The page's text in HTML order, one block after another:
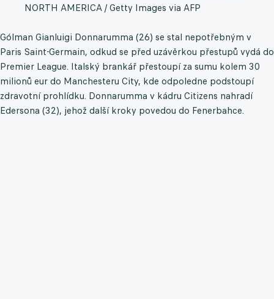
NORTH AMERICA / Getty Images via AFP
Gólman Gianluigi Donnarumma (26) se stal nepotřebným v
Paris Saint-Germain, odkud se před uzávěrkou přestupů vydá do
Premier League. Italský brankář přestoupí za sumu kolem 30
milionů eur do Manchesteru City, kde odpoledne podstoupí
zdravotní prohlídku. Donnarumma v kádru Citizens nahradí
Edersona (32), jehož další kroky povedou do Fenerbahce.